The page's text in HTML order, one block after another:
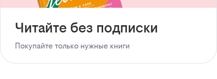
Читайте без подписки
Покупайте только нужные книги